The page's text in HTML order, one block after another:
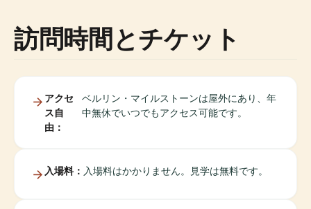
訪問時間とチケット
アクセ
ス自
由：
ベルリン・マイルストーンは屋外にあり、年
中無休でいつでもアクセス可能です。
入場料： 入場料はかかりません。見学は無料です。